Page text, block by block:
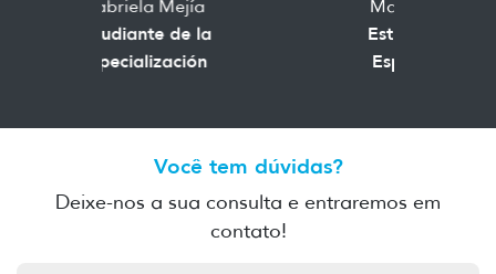
Maximiliano Izzi
Estudiante de la
Especialización
Você tem dúvidas?
Deixe-nos a sua consulta e entraremos em
contato!